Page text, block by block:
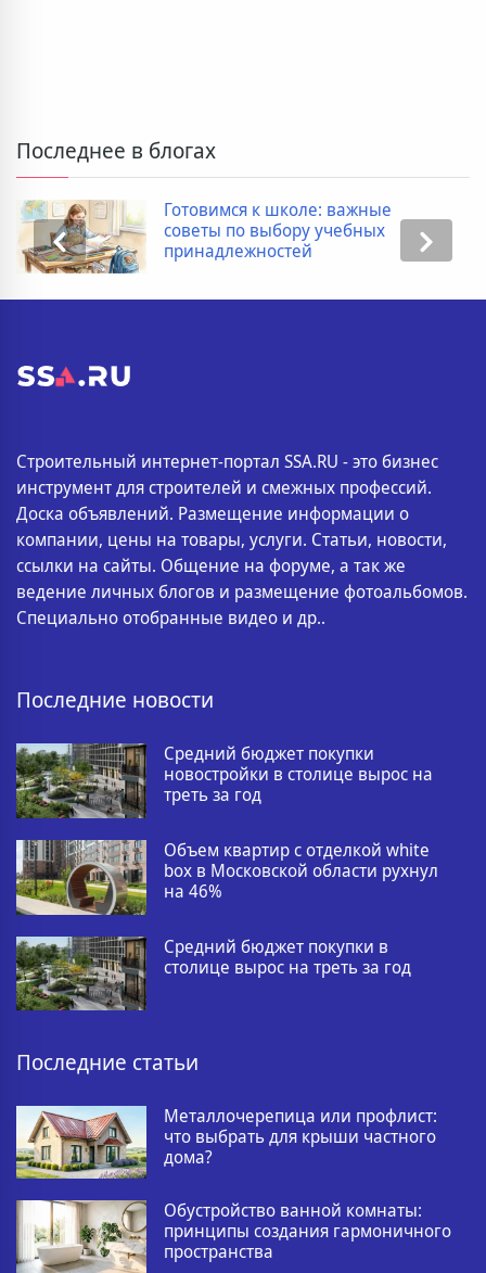
Последнее в блогах
Дополнительные расходы при
покупке новостройки: полный
список
Строительный интернет-портал SSA.RU - это бизнес
инструмент для строителей и смежных профессий.
Доска объявлений. Размещение информации о
компании, цены на товары, услуги. Статьи, новости,
ссылки на сайты. Общение на форуме, а так же
ведение личных блогов и размещение фотоальбомов.
Специально отобранные видео и др..
Последние новости
Средний бюджет покупки
новостройки в столице вырос на
треть за год
Объем квартир с отделкой white
box в Московской области рухнул
на 46%
Средний бюджет покупки в
столице вырос на треть за год
Последние статьи
Металлочерепица или профлист:
что выбрать для крыши частного
дома?
Обустройство ванной комнаты:
принципы создания гармоничного
пространства